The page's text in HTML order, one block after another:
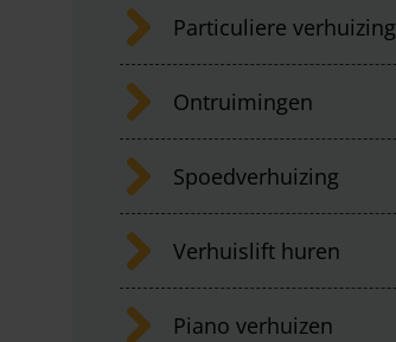
Particuliere verhuizing
Ontruimingen
Spoedverhuizing
Verhuislift huren
Piano verhuizen